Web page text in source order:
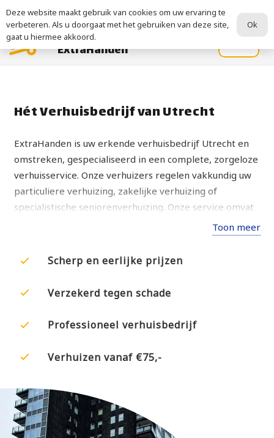
Neem contact op via 06 2828 3679
Verhuisbedrijf
ExtraHanden
Hét Verhuisbedrijf van Utrecht
ExtraHanden is uw erkende verhuisbedrijf Utrecht en
omstreken, gespecialiseerd in een complete, zorgeloze
verhuisservice. Onze verhuizers regelen vakkundig uw
particuliere verhuizing, zakelijke verhuizing of
specialistische seniorenverhuizing. Onze service omvat
ook: inpakservice, (de)montage van meubels, beveiligde
Zoekt u een betrouwbaar en betaalbaar verhuisbedrijf
Geen probleem. Als uw helpende hand in de regio
voor u klaar. Vraag direct een vrijblijvende offerte aan
Toon meer
Scherp en eerlijke prijzen
Verzekerd tegen schade
Professioneel verhuisbedrijf
Verhuizen vanaf €75,-
Deze website maakt gebruik van cookies om uw ervaring te
verbeteren. Als u doorgaat met het gebruiken van deze site,
gaat u hiermee akkoord.
Ok